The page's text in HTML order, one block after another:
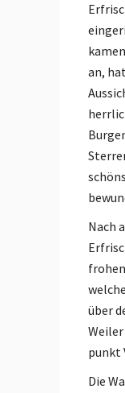
an,
Nach
über
punkt
Die